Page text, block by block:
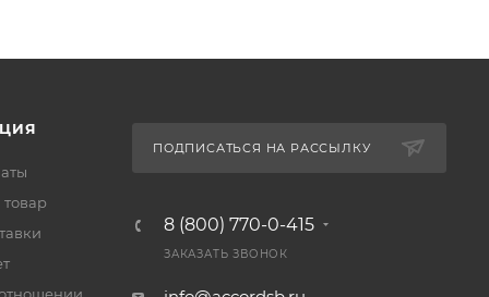
ПОДПИСАТЬСЯ НА РАССЫЛКУ
8 (800) 770-0-415
ЗАКАЗАТЬ ЗВОНОК